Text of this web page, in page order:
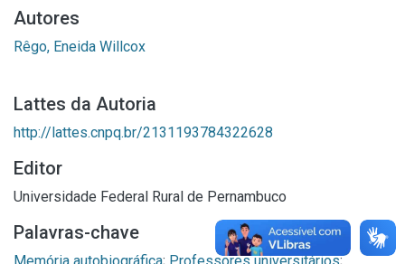
Autores
Rêgo, Eneida Willcox
Lattes da Autoria
http://lattes.cnpq.br/2131193784322628
Editor
Universidade Federal Rural de Pernambuco
Palavras-chave